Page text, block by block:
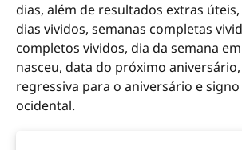
dias, além de resultados extras
dias vividos, semanas completas
completos vividos, dia da semana
nasceu, data do próximo
regressiva para o aniversário e
ocidental.